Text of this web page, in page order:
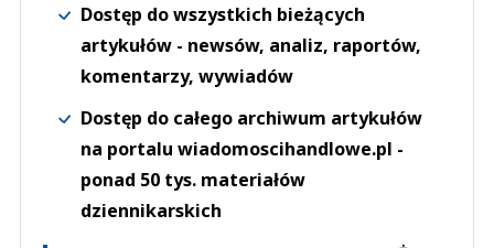
Dostęp do wszystkich bieżących
artykułów - newsów, analiz, raportów,
komentarzy, wywiadów
Dostęp do całego archiwum artykułów
na portalu wiadomoscihandlowe.pl -
ponad 50 tys. materiałów
dziennikarskich